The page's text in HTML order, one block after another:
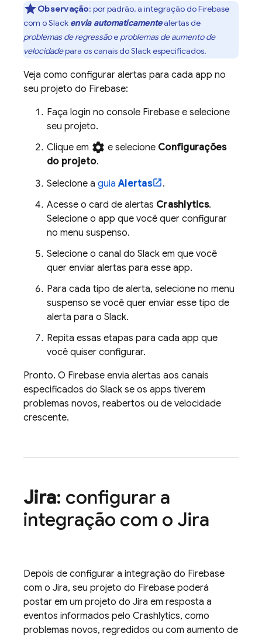
Observação: por padrão, a integração do Firebase
com o Slack envia automaticamentealertas de
problemas de regressãoe problemas de aumento de
velocidadepara os canais do Slack especificados.
Veja como configurar alertas para cada app no
seu projeto do Firebase:
Faça login no console Firebase e selecione
seu projeto.
Clique em settings e selecione Configurações
do projeto.
Selecione a guiaAlertas
.
Acesse o card de alertas Crashlytics.
Selecione o app que você quer configurar
no menu suspenso.
Selecione o canal do Slack em que você
quer enviar alertas para esse app.
Para cada tipo de alerta, selecione no menu
suspenso se você quer enviar esse tipo de
alerta para o Slack.
Repita essas etapas para cada app que
você quiser configurar.
Pronto. O Firebase envia alertas aos canais
especificados do Slack se os apps tiverem
problemas novos, reabertos ou de velocidade
crescente.
Jira: configurar a
integração com o Jira
Depois de configurar a integração do Firebase
com o Jira, seu projeto do Firebase poderá
postar em um projeto do Jira em resposta a
eventos informados pelo Crashlytics, como
problemas novos, regredidos ou com aumento de